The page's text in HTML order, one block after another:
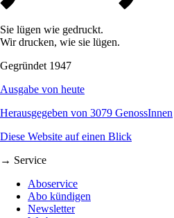
Sie lügen wie gedruckt.
Wir drucken, wie sie lügen.
Gegründet 1947
Ausgabe von heute
Herausgegeben von 3079 GenossInnen
Diese Website auf einen Blick
→ Service
Aboservice
Abo kündigen
Newsletter